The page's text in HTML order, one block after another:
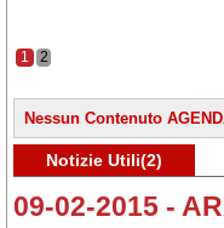
1 2
Nessun Contenuto
Notizie Utili(2)
09-02-2015 -